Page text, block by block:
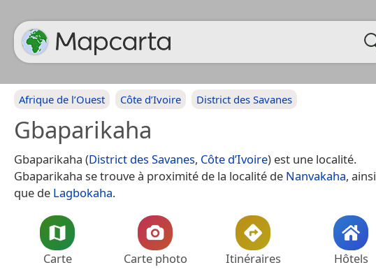
Afrique de l’Ouest Côte d’Ivoire District des Savanes
Gbaparikaha
Gbaparikaha (District des Savanes, Côte d’Ivoire) est une localité.
Gbaparikaha se trouve à proximité de la localité de Nanvakaha, ainsi
que de Lagbokaha.
Carte Carte photo Itinéraires Hôtels